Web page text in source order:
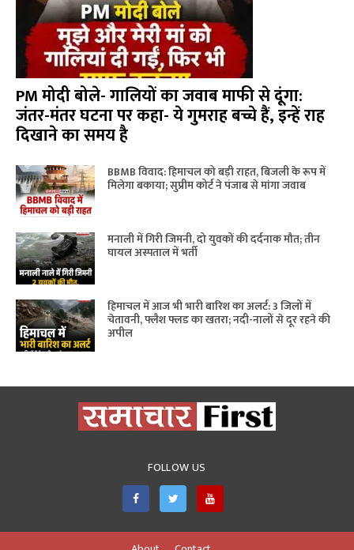
PM मोदी बोले- गालियों का जवाब माफी से दूंगा:
जंतर-मंतर घटना पर कहा- ये गुमराह बच्चे हैं, इन्हें राह
दिखाने का समय है
BBMB विवाद: हिमाचल को बड़ी राहत, बिजली के रूप में
मिलेगा बकाया; सुप्रीम कोर्ट ने पंजाब से मांगा जवाब
मनाली में गिरी जिमनी, दो युवकों की दर्दनाक मौत; तीन
घायल अस्पताल में भर्ती
हिमाचल में आज भी भारी बारिश का अलर्ट: 3 जिलों में
चेतावनी, फ्लैश फ्लड का खतरा; नदी-नालों से दूर रहने की
अपील
FOLLOW US